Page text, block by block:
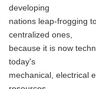
developing
nations leap-frogging
centralized ones,
because it is now
today's
mechanical, electrical